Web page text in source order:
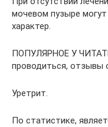
мочевом пузыре
характер.
ПОПУЛЯРНОЕ У
проводиться, отзывы
Уретрит.
По статистике,